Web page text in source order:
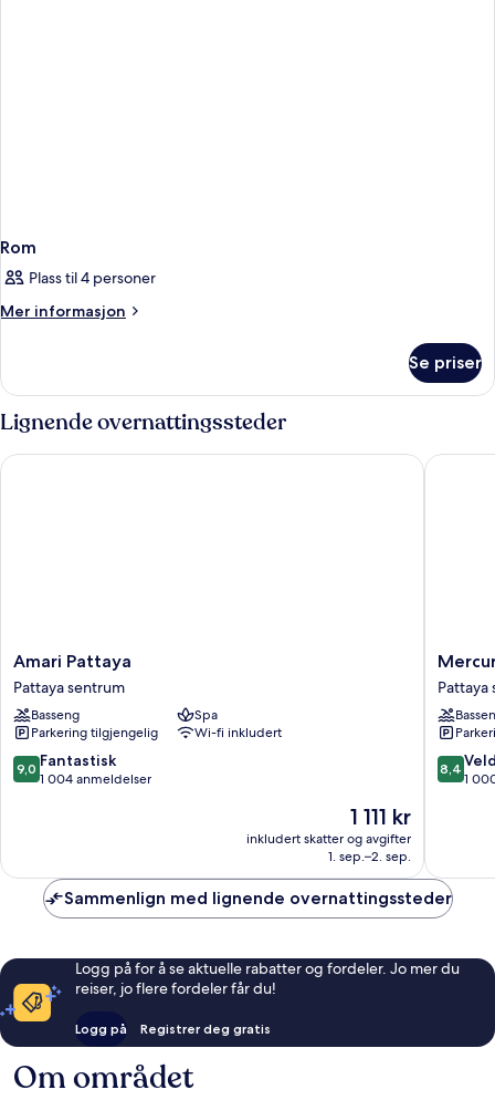
Rom
Plass til 4 personer
Mer informasjon
Mer
Se priser
Lignende overnattingssteder
Amari
Pattaya
Pattaya
sentrum
Amari Pattaya
Pattaya sentrum
Basseng
Spa
Parkering tilgjengelig
Wi-fi inkludert
9.0
av
9,0 Fantastisk
1 004 anmeldelser
Prisen
1 111 kr
1 111 kr
inkludert skatter og avgifter
1. sep.–2. sep.
Amari Pattaya
Mercure
Pattaya
Ocean
Resort
Pattaya
sentrum
Pattaya
8.4
av
8,4
1
Mercure
Sammenlign med lignende overnattingssteder
Logg på for å se aktuelle rabatter og fordeler. Jo mer du
reiser, jo flere fordeler får du!
Logg på Registrer deg gratis
Om området